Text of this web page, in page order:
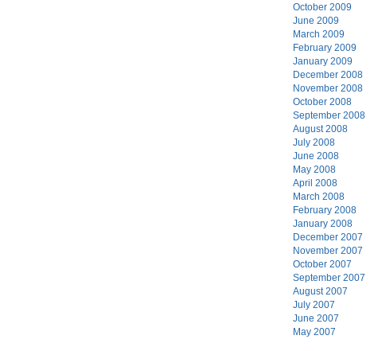
October 2009
June 2009
March 2009
February 2009
January 2009
December 2008
November 2008
October 2008
September 2008
August 2008
July 2008
June 2008
May 2008
April 2008
March 2008
February 2008
January 2008
December 2007
November 2007
October 2007
September 2007
August 2007
July 2007
June 2007
May 2007